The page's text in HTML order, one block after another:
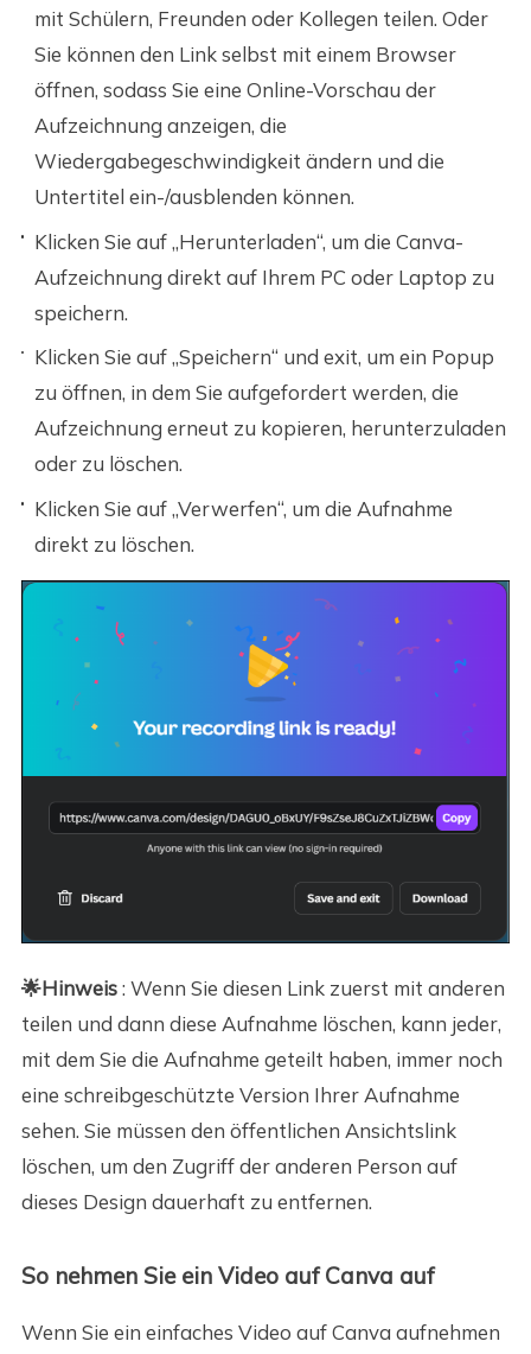
mit Schülern, Freunden oder Kollegen teilen. Oder
Sie können den Link selbst mit einem Browser
öffnen, sodass Sie eine Online-Vorschau der
Aufzeichnung anzeigen, die
Wiedergabegeschwindigkeit ändern und die
Untertitel ein-/ausblenden können.
Klicken Sie auf „Herunterladen“, um die Canva-
Aufzeichnung direkt auf Ihrem PC oder Laptop zu
speichern.
Klicken Sie auf „Speichern“ und exit, um ein Popup
zu öffnen, in dem Sie aufgefordert werden, die
Aufzeichnung erneut zu kopieren, herunterzuladen
oder zu löschen.
Klicken Sie auf „Verwerfen“, um die Aufnahme
direkt zu löschen.
🌟Hinweis: Wenn Sie diesen Link zuerst mit anderen
teilen und dann diese Aufnahme löschen, kann jeder,
mit dem Sie die Aufnahme geteilt haben, immer noch
eine schreibgeschützte Version Ihrer Aufnahme
sehen. Sie müssen den öffentlichen Ansichtslink
löschen, um den Zugriff der anderen Person auf
dieses Design dauerhaft zu entfernen.
So nehmen Sie ein Video auf Canva auf
Wenn Sie ein einfaches Video auf Canva aufnehmen